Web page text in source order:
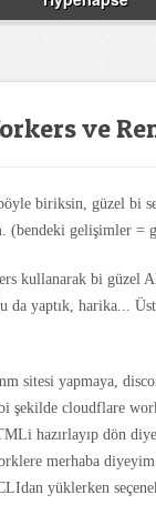
ve
biriksin, güzel bi
(bendeki gelişimler =
kullanarak bi güzel
da yaptık, harika...
sitesi yapmaya,
bi şekilde cloudflare
hazırlayıp dön
merhaba
yüklerken